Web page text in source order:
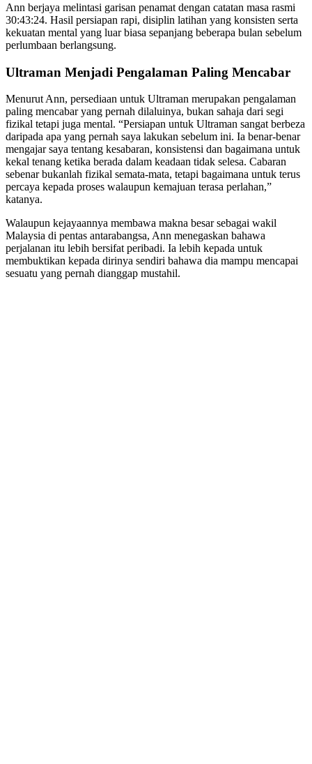
Ann berjaya melintasi garisan penamat dengan catatan masa rasmi
30:43:24. Hasil persiapan rapi, disiplin latihan yang konsisten serta
kekuatan mental yang luar biasa sepanjang beberapa bulan sebelum
perlumbaan berlangsung.
Ultraman Menjadi Pengalaman Paling Mencabar
Menurut Ann, persediaan untuk Ultraman merupakan pengalaman
paling mencabar yang pernah dilaluinya, bukan sahaja dari segi
fizikal tetapi juga mental. “Persiapan untuk Ultraman sangat berbeza
daripada apa yang pernah saya lakukan sebelum ini. Ia benar-benar
mengajar saya tentang kesabaran, konsistensi dan bagaimana untuk
kekal tenang ketika berada dalam keadaan tidak selesa. Cabaran
sebenar bukanlah fizikal semata-mata, tetapi bagaimana untuk terus
percaya kepada proses walaupun kemajuan terasa perlahan,”
katanya.
Walaupun kejayaannya membawa makna besar sebagai wakil
Malaysia di pentas antarabangsa, Ann menegaskan bahawa
perjalanan itu lebih bersifat peribadi. Ia lebih kepada untuk
membuktikan kepada dirinya sendiri bahawa dia mampu mencapai
sesuatu yang pernah dianggap mustahil.